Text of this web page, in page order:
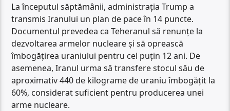
La începutul săptămânii, administrația Trump a
transmis Iranului un plan de pace în 14 puncte.
Documentul prevedea ca Teheranul să renunțe la
dezvoltarea armelor nucleare și să oprească
îmbogățirea uraniului pentru cel puțin 12 ani. De
asemenea, Iranul urma să transfere stocul său de
aproximativ 440 de kilograme de uraniu îmbogățit la
60%, considerat suficient pentru producerea unei
arme nucleare.